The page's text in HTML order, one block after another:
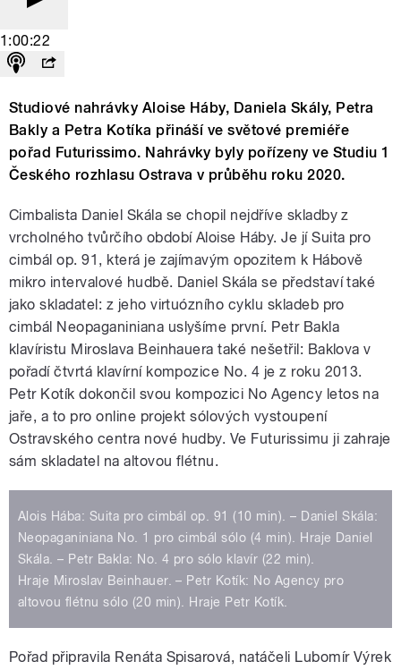
1:00:22
Studiové nahrávky Aloise Háby, Daniela Skály, Petra
Bakly a Petra Kotíka přináší ve světové premiéře
pořad Futurissimo. Nahrávky byly pořízeny ve Studiu 1
Českého rozhlasu Ostrava v průběhu roku 2020.
Cimbalista Daniel Skála se chopil nejdříve skladby z
vrcholného tvůrčího období Aloise Háby. Je jí Suita pro
cimbál op. 91, která je zajímavým opozitem k Hábově
mikro intervalové hudbě. Daniel Skála se představí také
jako skladatel: z jeho virtuózního cyklu skladeb pro
cimbál Neopaganiniana uslyšíme první. Petr Bakla
klavíristu Miroslava Beinhauera také nešetřil: Baklova v
pořadí čtvrtá klavírní kompozice No. 4 je z roku 2013.
Petr Kotík dokončil svou kompozici No Agency letos na
jaře, a to pro online projekt sólových vystoupení
Ostravského centra nové hudby. Ve Futurissimu ji zahraje
sám skladatel na altovou flétnu.
Alois Hába: Suita pro cimbál op. 91 (10 min). – Daniel Skála:
Neopaganiniana No. 1 pro cimbál sólo (4 min). Hraje Daniel
Skála. – Petr Bakla: No. 4 pro sólo klavír (22 min).
Hraje Miroslav Beinhauer. – Petr Kotík: No Agency pro
altovou flétnu sólo (20 min). Hraje Petr Kotík.
Pořad připravila Renáta Spisarová, natáčeli Lubomír Výrek